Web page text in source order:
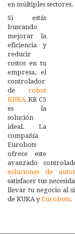
en múltiples sectores.
Si estás
buscando
mejorar la
eficiencia y
reducir
costos en tu
empresa, el
controlador
de robot
KUKAKR C5
es la
solución
ideal. La
compañía
Eurobots
ofrece este
avanzado
soluciones de
satisfacer tus
llevar tu negocio al
de KUKA yEurobots.